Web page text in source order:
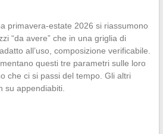
primavera-estate 2026 si riassumono
“da avere” che in una griglia di
all’uso, composizione verificabile.
questi tre parametri sulle loro
che ci si passi del tempo. Gli altri
su appendiabiti.